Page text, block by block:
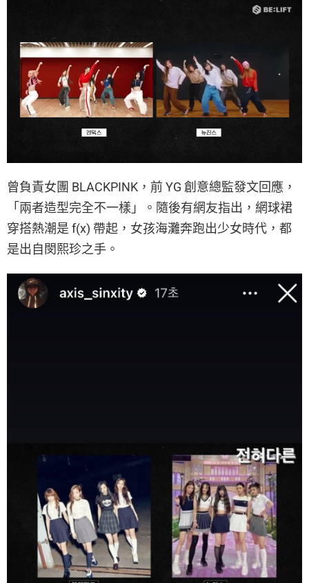
曾負責女團 BLACKPINK，前 YG 創意總監發文回應，
「兩者造型完全不一樣」。隨後有網友指出，網球裙
穿搭熱潮是 f(x) 帶起，女孩海灘奔跑出少女時代，都
是出自閔熙珍之手。